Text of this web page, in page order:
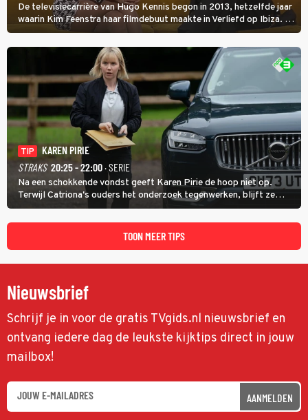
De televisiecarrière van Hugo Kennis begon in 2013, hetzelfde jaar
waarin Kim Feenstra haar filmdebuut maakte in Verliefd op Ibiza. In
Oh, Wat een Jaar! wordt duidelijk wat ze nog meer weten van het
jaar waarin ze allebei eindtwintigers waren.
TIP
KAREN PIRIE
STRAKS 20:25 - 22:00· SERIE
Na een schokkende vondst geeft Karen Pirie de hoop niet op.
Terwijl Catriona's ouders het onderzoek tegenwerken, blijft ze
speuren naar Adam. In deze slotaflevering van Karen Pirie leidt het
spoor via Frankrijk en Italië naar Malta.
TOON MEER TIPS
Nieuwsbrief
Schrijf je in voor de gratis TVgids.nl nieuwsbrief en
ontvang iedere dag de leukste kijktips direct in jouw
mailbox!
AANMELDEN